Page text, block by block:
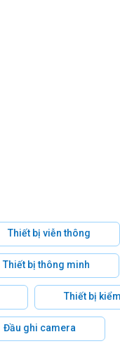
Thiết bị viễn thông
Thiết bị thông minh
Thiết bị
Đầu ghi camera